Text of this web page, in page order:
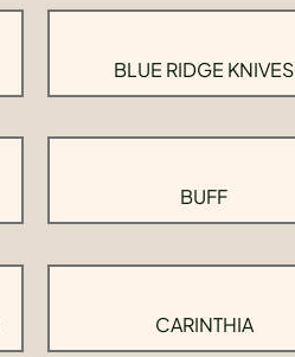
BLUE RIDGE KNIVES
BUFF
CARINTHIA